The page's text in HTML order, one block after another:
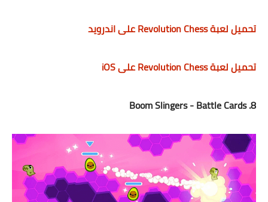
تحميل لعبة Revolution Chess على اندرويد
تحميل لعبة Revolution Chess على iOS
8. Boom Slingers - Battle Cards